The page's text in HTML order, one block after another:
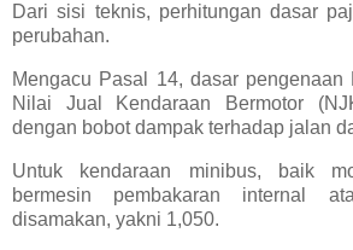
Dari sisi teknis, perhitungan dasar
perubahan.
Mengacu Pasal 14, dasar pengenaan
Nilai Jual Kendaraan Bermotor
dengan bobot dampak terhadap jalan
Untuk kendaraan minibus, baik
bermesin pembakaran internal
disamakan, yakni 1,050.